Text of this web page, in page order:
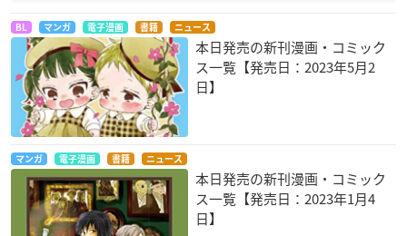
BL マンガ 電子漫画 書籍 ニュース
本日発売の新刊漫画・コミック
ス一覧【発売日：2023年5月2
日】
マンガ 電子漫画 書籍 ニュース
本日発売の新刊漫画・コミック
ス一覧【発売日：2023年1月4
日】